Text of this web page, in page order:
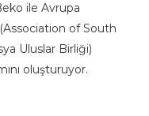
ile Avrupa
(Association of South
Uluslar Birliği)
oluşturuyor.